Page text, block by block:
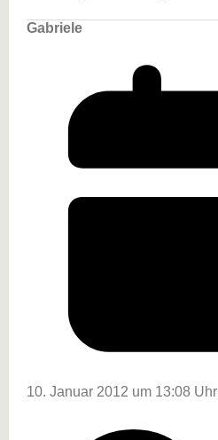
Gabriele
10. Januar 2012 um 13:08 Uhr